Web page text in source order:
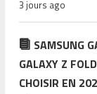
3 jours ago
SAMSUNG
GALAXY Z
CHOISIR EN